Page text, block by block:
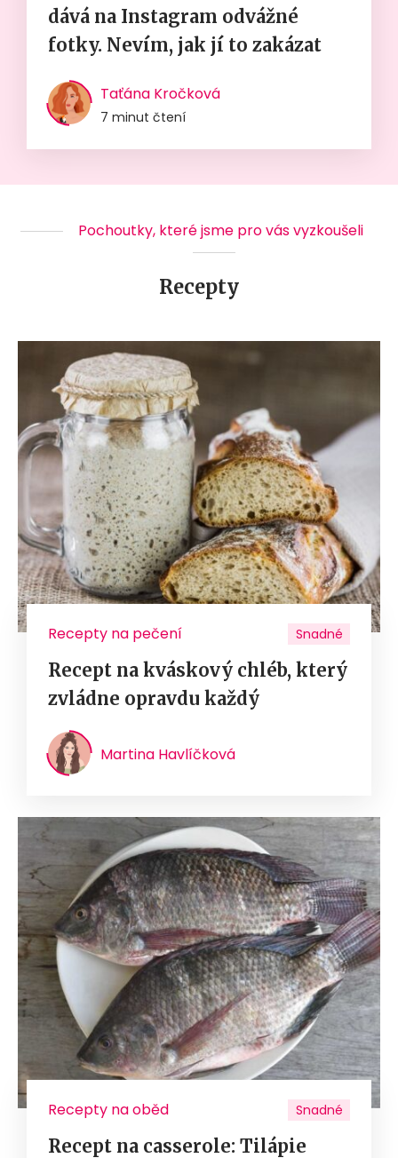
dává na Instagram odvážné
fotky. Nevím, jak jí to zakázat
Taťána Kročková
7 minut čtení
Pochoutky, které jsme pro vás vyzkoušeli
Recepty
Recepty na pečení Snadné
Recept na kváskový chléb, který
zvládne opravdu každý
Martina Havlíčková
Recepty na oběd Snadné
Recept na casserole: Tilápie